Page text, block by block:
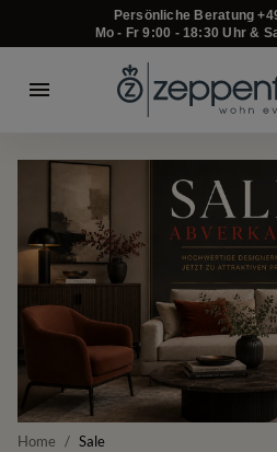
Persönliche Beratung
Mo - Fr 9:00 - 18:30 Uhr &
Home / Sale